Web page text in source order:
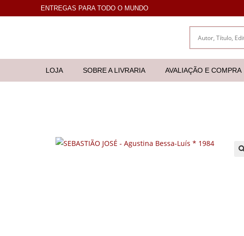
ENTREGAS PARA TODO O MUNDO
LOJA SOBRE A LIVRARIA AVALIAÇÃO E COMPRA